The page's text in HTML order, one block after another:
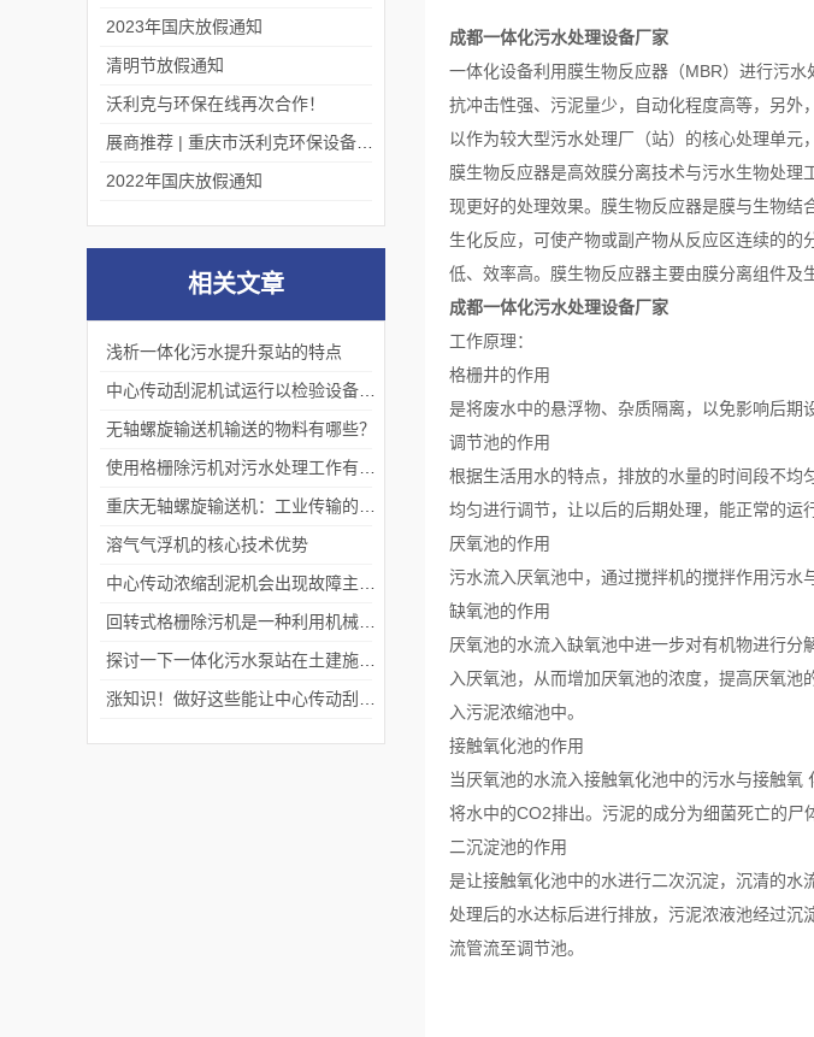
成都一体化污水处理设备厂家
一体化设备利用膜生物反应器（MBR）进行污
抗冲击性强、污泥量少，自动化程度高等，另
以作为较大型污水处理厂（站）的核心处理单元
膜生物反应器是高效膜分离技术与污水生物处
现更好的处理效果。膜生物反应器是膜与生物
生化反应，可使产物或副产物从反应区连续的
低、效率高。膜生物反应器主要由膜分离组件及
成都一体化污水处理设备厂家
工作原理：
格栅井的作用
是将废水中的悬浮物、杂质隔离，以免影响后期
调节池的作用
根据生活用水的特点，排放的水量的时间段不
均匀进行调节，让以后的后期处理，能正常的运
厌氧池的作用
污水流入厌氧池中，通过搅拌机的搅拌作用污水
缺氧池的作用
厌氧池的水流入缺氧池中进一步对有机物进行
入厌氧池，从而增加厌氧池的浓度，提高厌氧
入污泥浓缩池中。
接触氧化池的作用
当厌氧池的水流入接触氧化池中的污水与接触
将水中的CO2排出。污泥的成分为细菌死亡的尸
二沉淀池的作用
是让接触氧化池中的水进行二次沉淀，沉清的
处理后的水达标后进行排放，污泥浓液池经过
流管流至调节池。
2023年国庆放假通知
清明节放假通知
沃利克与环保在线再次合作！
2022年国庆放假通知
相关文章
浅析一体化污水提升泵站的特点
无轴螺旋输送机输送的物料有哪些？
溶气气浮机的核心技术优势